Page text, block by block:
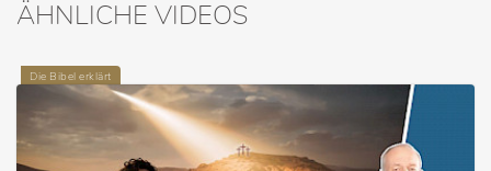
ÄHNLICHE VIDEOS
Die Bibel erklärt